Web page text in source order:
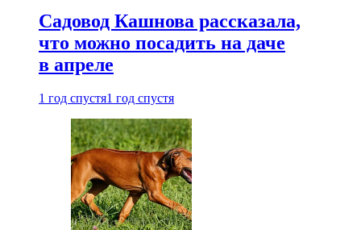
Садовод Кашнова рассказала,
что можно посадить на даче
в апреле
1 год спустя1 год спустя